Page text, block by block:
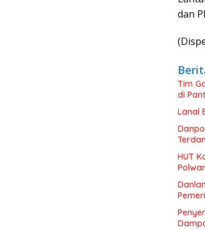
dan
Tim
di
Lanal
HUT